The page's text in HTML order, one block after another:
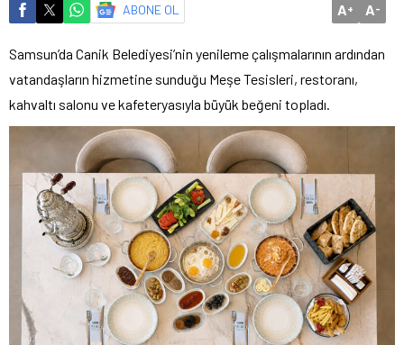
ABONE OL A+ A-
Samsun’da Canik Belediyesi’nin yenileme çalışmalarının ardından
vatandaşların hizmetine sunduğu Meşe Tesisleri, restoranı,
kahvaltı salonu ve kafeteryasıyla büyük beğeni topladı.